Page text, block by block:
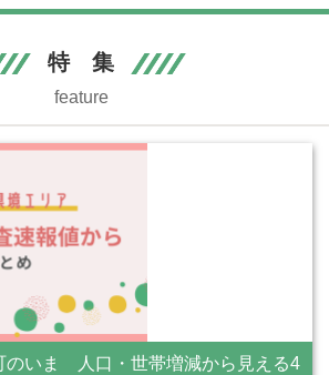
特 集
feature
のいま 人口・世帯増減から見える4